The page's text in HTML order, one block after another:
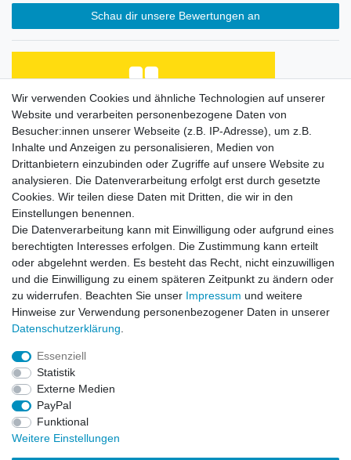
Schau dir unsere Bewertungen an
Alles bestens
Datum der Veröffentlichung: 25.07.2026
Datum der Kauferfahrung: 18.07.2026
253 Bewertungen
Impressum
Widerrufs­recht
Wir verwenden Cookies und ähnliche Technologien auf unserer
Website und verarbeiten personenbezogene Daten von
Besucher:innen unserer Webseite (z.B. IP-Adresse), um z.B.
Inhalte und Anzeigen zu personalisieren, Medien von
Drittanbietern einzubinden oder Zugriffe auf unsere Website zu
analysieren. Die Datenverarbeitung erfolgt erst durch gesetzte
Cookies. Wir teilen diese Daten mit Dritten, die wir in den
Einstellungen benennen.
Die Datenverarbeitung kann mit Einwilligung oder aufgrund eines
berechtigten Interesses erfolgen. Die Zustimmung kann erteilt
oder abgelehnt werden. Es besteht das Recht, nicht einzuwilligen
und die Einwilligung zu einem späteren Zeitpunkt zu ändern oder
zu widerrufen. Beachten Sie unser Impressum und weitere
Hinweise zur Verwendung personenbezogener Daten in unserer
Daten­schutz­erklärung
Essenziell
Statistik
Externe Medien
PayPal
Funktional
Weitere Einstellungen